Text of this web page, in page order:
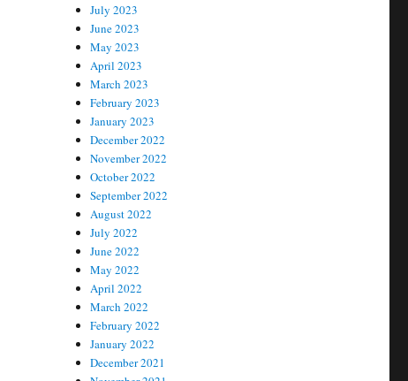
July 2023
June 2023
May 2023
April 2023
March 2023
February 2023
January 2023
December 2022
November 2022
October 2022
September 2022
August 2022
July 2022
June 2022
May 2022
April 2022
March 2022
February 2022
January 2022
December 2021